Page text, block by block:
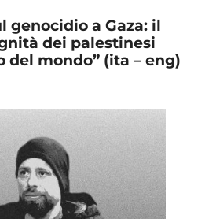
genocidio a Gaza: il
dei palestinesi
del mondo” (ita – eng)